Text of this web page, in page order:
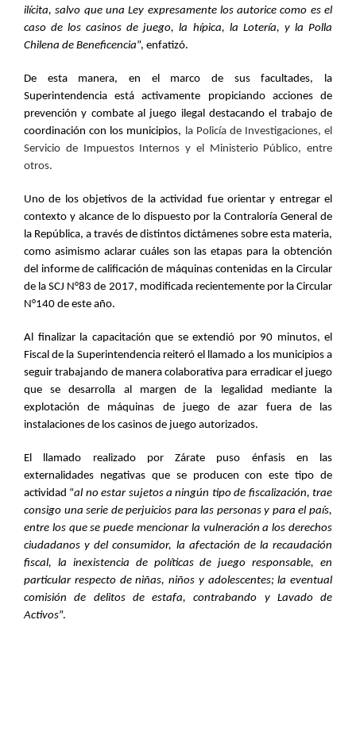
ilícita, salvo que una Ley expresamente los autorice como es el
caso de los casinos de juego, la hípica, la Lotería, y la Polla
Chilena de Beneficencia”, enfatizó.
De esta manera, en el marco de sus facultades, la
Superintendencia está activamente propiciando acciones de
prevención y combate al juego ilegal destacando el trabajo de
coordinación con los municipios, la Policía de Investigaciones, el
Servicio de Impuestos Internos y el Ministerio Público, entre
otros.
Uno de los objetivos de la actividad fue orientar y entregar el
contexto y alcance de lo dispuesto por la Contraloría General de
la República, a través de distintos dictámenes sobre esta materia,
como asimismo aclarar cuáles son las etapas para la obtención
del informe de calificación de máquinas contenidas en la Circular
de la SCJ N°83 de 2017, modificada recientemente por la Circular
N°140 de este año.
Al finalizar la capacitación que se extendió por 90 minutos, el
Fiscal de la Superintendencia reiteró el llamado a los municipios a
seguir trabajando de manera colaborativa para erradicar el juego
que se desarrolla al margen de la legalidad mediante la
explotación de máquinas de juego de azar fuera de las
instalaciones de los casinos de juego autorizados.
El llamado realizado por Zárate puso énfasis en las
externalidades negativas que se producen con este tipo de
actividad “al no estar sujetos a ningún tipo de fiscalización, trae
consigo una serie de perjuicios para las personas y para el país,
entre los que se puede mencionar la vulneración a los derechos
ciudadanos y del consumidor, la afectación de la recaudación
fiscal, la inexistencia de políticas de juego responsable, en
particular respecto de niñas, niños y adolescentes; la eventual
comisión de delitos de estafa, contrabando y Lavado de
Activos”.